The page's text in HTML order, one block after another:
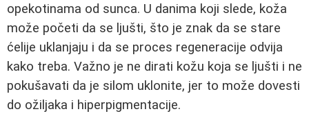
opekotinama od sunca. U danima koji slede, koža
može početi da se ljušti, što je znak da se stare
ćelije uklanjaju i da se proces regeneracije odvija
kako treba. Važno je ne dirati kožu koja se ljušti i ne
pokušavati da je silom uklonite, jer to može dovesti
do ožiljaka i hiperpigmentacije.